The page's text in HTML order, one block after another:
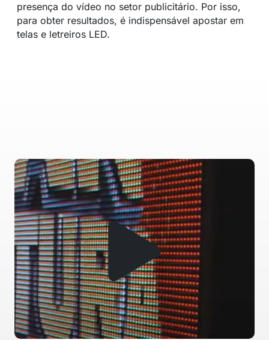
presença do vídeo no setor publicitário. Por isso,
para obter resultados, é indispensável apostar em
telas e letreiros LED.